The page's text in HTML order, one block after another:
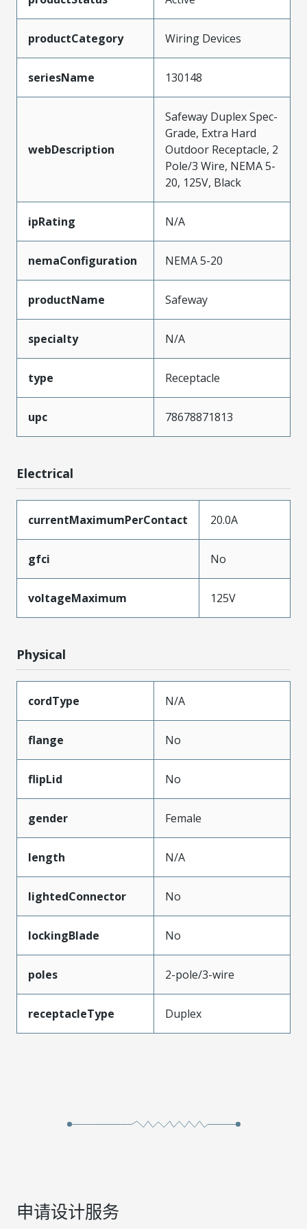
productCategory Wiring Devices
seriesName 130148
webDescription
Safeway Duplex Spec-
Grade, Extra Hard
Outdoor Receptacle, 2
Pole/3 Wire, NEMA 5-
20, 125V, Black
ipRating N/A
nemaConfiguration NEMA 5-20
productName Safeway
specialty N/A
type Receptacle
upc 78678871813
Electrical
currentMaximumPerContact 20.0A
gfci No
voltageMaximum 125V
Physical
cordType N/A
flange No
flipLid No
gender Female
length N/A
lightedConnector No
lockingBlade No
poles 2-pole/3-wire
receptacleType Duplex
申请设计服务